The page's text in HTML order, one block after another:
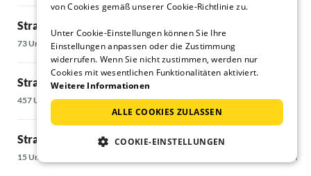
Strandurlaub in Barbat
73 Unterkünfte
Strandurlaub in Baska
457 Unterkünfte
Strandurlaub in Bribir
15 Unterkünfte
196 Unterkünfte
36 Unterkünfte
von Cookies gemäß unserer Cookie-Richtlinie zu.
Unter Cookie-Einstellungen können Sie Ihre
Einstellungen anpassen oder die Zustimmung
widerrufen. Wenn Sie nicht zustimmen, werden nur
Cookies mit wesentlichen Funktionalitäten aktiviert.
Weitere Informationen
ALLE COOKIES ZULASSEN
COOKIE-EINSTELLUNGEN